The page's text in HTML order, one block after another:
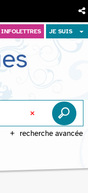
INFOLETTRES JE SUIS
recherche avancée